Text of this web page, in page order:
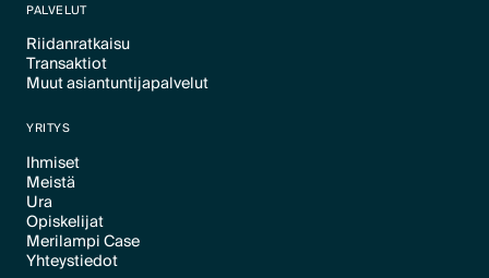
PALVELUT
Riidanratkaisu
Text Link
Transaktiot
Text Link
Muut asiantuntijapalvelut
YRITYS
Ihmiset
Text Link
Meistä
Text Link
Ura
Text Link
Opiskelijat
Text Link
Merilampi Case
Text Link
Yhteystiedot